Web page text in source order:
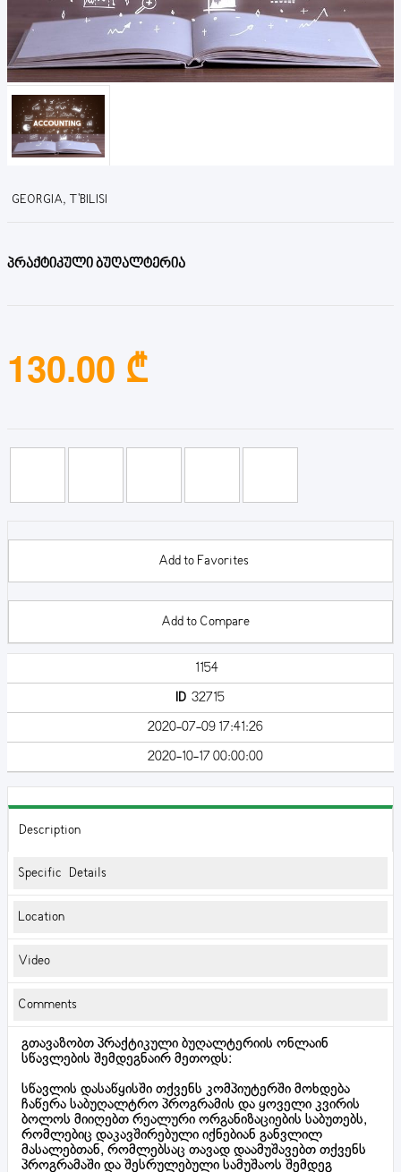
GEORGIA, T'BILISI
პრაქტიკული ბუღალტერია
130.00 ₾
Add to Favorites
Add to Compare
1154
ID 32715
2020-07-09 17:41:26
2020-10-17 00:00:00
Description
Specific Details
Location
Video
Comments
გთავაზობთ პრაქტიკული ბუღალტერიის ონლაინ
სწავლების შემდეგნაირ მეთოდს:
სწავლის დასაწყისში თქვენს კომპიუტერში მოხდება
ჩაწერა საბუღალტრო პროგრამის და ყოველი კვირის
ბოლოს მიიღებთ რეალური ორგანიზაციების საბუთებს,
რომლებიც დაკავშირებული იქნებიან განვლილ
მასალებთან, რომლებსაც თავად დაამუშავებთ თქვენს
პროგრამაში და შესრულებული სამუშაოს შემდეგ